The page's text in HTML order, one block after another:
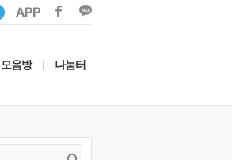
모음방 나눔터